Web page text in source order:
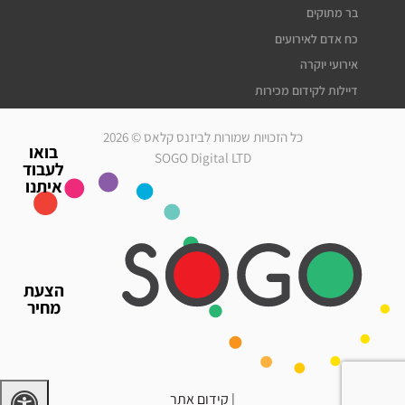
הצעת
מחיר
בואו
לעבוד
איתנו
בר מתוקים
כח אדם לאירועים
אירועי יוקרה
דיילות לקידום מכירות
מלצרים לאירועים
עוזרי הפקה
גיוס עובדים זמניים
כח אדם לאירועים
דיילות לאירועים
כל הזכויות שמורות לביזנס קלאס © 2026
SOGO Digital LTD
| קידום אתר